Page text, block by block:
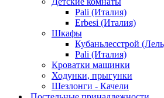
Pali (Италия)
Erbesi (Италия)
Шкафы
Кубаньлесстрой
Pali (Италия)
Кроватки машинки
Ходунки, прыгунки
Шезлонги - Качели